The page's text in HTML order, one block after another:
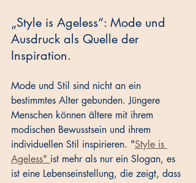
„Style is Ageless“: Mode und
Ausdruck als Quelle der
Inspiration.
Mode und Stil sind nicht an ein
bestimmtes Alter gebunden. Jüngere
Menschen können ältere mit ihrem
modischen Bewusstsein und ihrem
individuellen Stil inspirieren. "Style is
Ageless" ist mehr als nur ein Slogan, es
ist eine Lebenseinstellung, die zeigt, dass